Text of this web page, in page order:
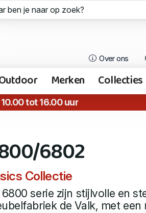
Over ons
Merken Collecties
tot 16.00 uur
6802
Collectie
6800 serie zijn stijlvolle en
de Valk, met